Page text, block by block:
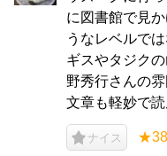
に図書館で見
うなレベルで
ギスやタジク
野秀行さんの
文章も軽妙で読
ナイス ★38